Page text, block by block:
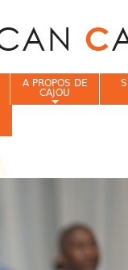
A PROPOS DE
CAJOU